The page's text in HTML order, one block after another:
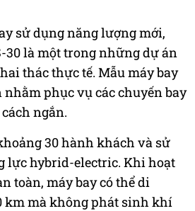
sử dụng năng lượng mới,
30 là một trong những dự án
thác thực tế. Mẫu máy bay
phục vụ các chuyến bay
ngắn.
30 hành khách và sử
lực hybrid-electric. Khi hoạt
toàn, máy bay có thể di
km mà không phát sinh khí